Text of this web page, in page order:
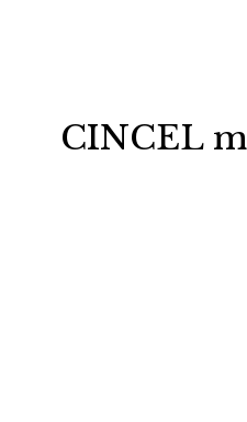
CINCEL